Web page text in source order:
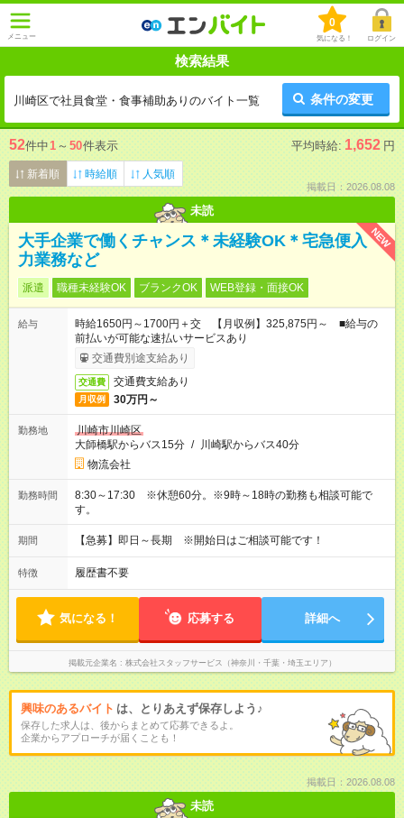
メニュー
0
気になる！ ログイン
検索結果
川崎区で社員食堂・食事補助ありのバイト一覧 条件の変更
52件中1 ～ 50件表示 平均時給: 1,652 円
新着順 時給順 人気順
掲載日：2026.08.08
未読
NEW
大手企業で働くチャンス＊未経験OK＊宅急便入
力業務など
派遣 職種未経験OK ブランクOK WEB登録・面接OK
給与
時給1650円～1700円＋交 【月収例】325,875円～ ■給与の
前払いが可能な速払いサービスあり
交通費別途支給あり
交通費 交通費支給あり
月収例 30万円～
勤務地
川崎市川崎区
大師橋駅からバス15分 / 川崎駅からバス40分
物流会社
勤務時間
8:30～17:30 ※休憩60分。※9時～18時の勤務も相談可能で
す。
期間 【急募】即日～長期 ※開始日はご相談可能です！
特徴 履歴書不要
気になる！ 応募する 詳細へ
掲載元企業名 株式会社スタッフサービス（神奈川・千葉・埼玉エリア）
興味のあるバイト は、とりあえず保存しよう♪
保存した求人は、後からまとめて応募できるよ。
企業からアプローチが届くことも！
掲載日：2026.08.08
未読